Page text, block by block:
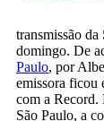
transmissão
domingo. De
Paulo, por
emissora ficou
com a Record.
São Paulo, a